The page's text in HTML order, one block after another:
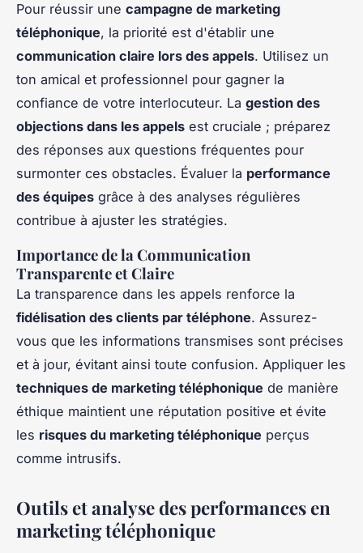
Pour réussir une campagne de marketing
téléphonique, la priorité est d'établir une
communication claire lors des appels. Utilisez un
ton amical et professionnel pour gagner la
confiance de votre interlocuteur. La gestion des
objections dans les appels est cruciale ; préparez
des réponses aux questions fréquentes pour
surmonter ces obstacles. Évaluer la performance
des équipes grâce à des analyses régulières
contribue à ajuster les stratégies.
Importance de la Communication
Transparente et Claire
La transparence dans les appels renforce la
fidélisation des clients par téléphone. Assurez-
vous que les informations transmises sont précises
et à jour, évitant ainsi toute confusion. Appliquer les
techniques de marketing téléphonique de manière
éthique maintient une réputation positive et évite
les risques du marketing téléphonique perçus
comme intrusifs.
Outils et analyse des performances en
marketing téléphonique